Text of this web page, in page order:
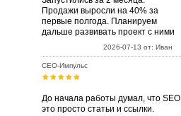
Продажи выросли на 40% за
первые полгода. Планируем
дальше развивать проект с ними
2026-07-13 от: Иван
СЕО-Импульс
До начала работы думал, что SEO
это просто статьи и ссылки.